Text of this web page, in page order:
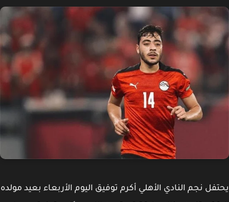
نجم النادي الأهلي أكرم توفيق اليوم الأربعاء بعيد مولده